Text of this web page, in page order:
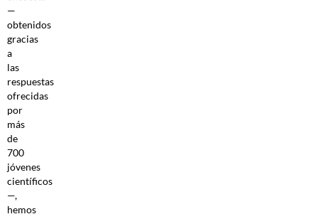
—
obtenidos
gracias
a
las
respuestas
ofrecidas
por
más
de
700
jóvenes
científicos
—,
hemos